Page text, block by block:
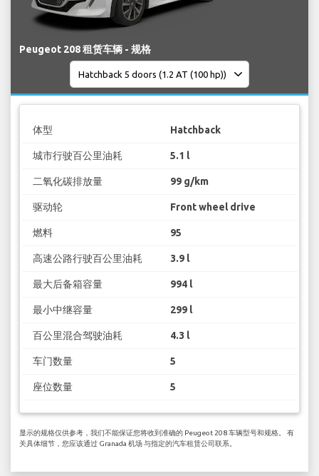
Peugeot 208 租赁车辆 - 规格
体型 Hatchback
城市行驶百公里油耗 5.1 l
二氧化碳排放量 99 g/km
驱动轮 Front wheel drive
燃料 95
高速公路行驶百公里油耗 3.9 l
最大后备箱容量 994 l
最小中继容量 299 l
百公里混合驾驶油耗 4.3 l
车门数量 5
座位数量 5
显示的规格仅供参考，我们不能保证您将收到准确的 Peugeot 208 车辆型号和规格。 有
关具体细节，您应该通过 Granada 机场 与指定的汽车租赁公司联系。